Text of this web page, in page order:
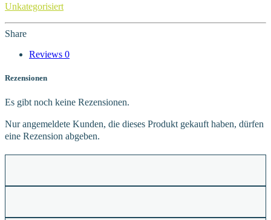
Unkategorisiert
Share
Reviews 0
Rezensionen
Es gibt noch keine Rezensionen.
Nur angemeldete Kunden, die dieses Produkt gekauft haben, dürfen
eine Rezension abgeben.